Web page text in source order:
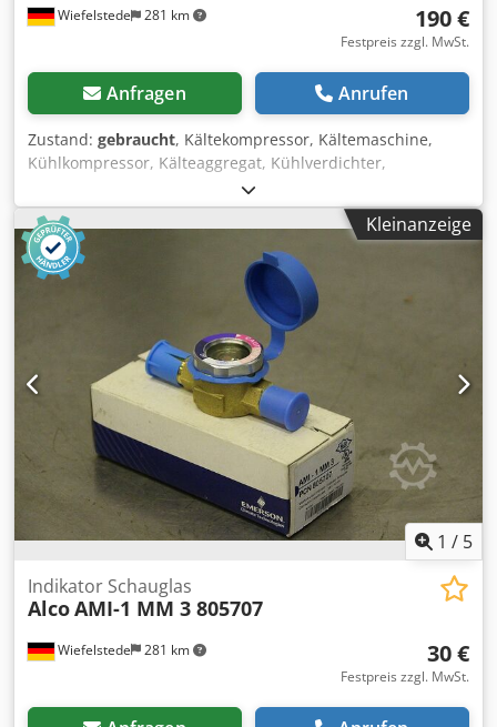
Wiefelstede 281 km 190 €
Festpreis zzgl. MwSt.
Anfragen Anrufen
Zustand: gebraucht, Kältekompressor, Kältemaschine,
Kühlkompressor, Kälteaggregat, Kühlverdichter,
Verdichter, Filtertrocknergehäuse, Absperrventil,
Kugelabsperrventil, Temperaturschalter, Thermostat -
Hersteller: Danfoss, Absperrventil ungebraucht OVP -Typ:
SVA-ST65D/148B3045 -Preis: pro Stück -Anzahl: 2 Stück -
Abmessungen Paket: 390/280/H115 mm Chsdpfxsfx Auae
Kleinanzeige
1 / 5
Wiefelstede 281 km
Indikator Schauglas
AlcoAMI-1 MM 3 805707
30 €
Festpreis zzgl. MwSt.